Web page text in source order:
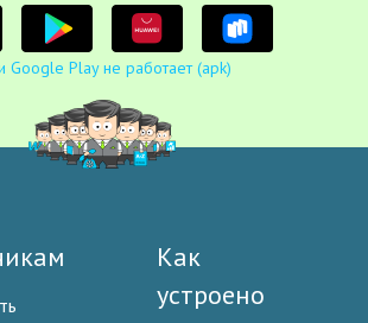
Google Play не работает (apk)
Как
устроено